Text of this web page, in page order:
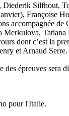
Silfhout,
Françoise
accompagnée
Merkulova,
dont c’est la
et Arnaud Serre.
des épreuves sera
pour l'Italie.